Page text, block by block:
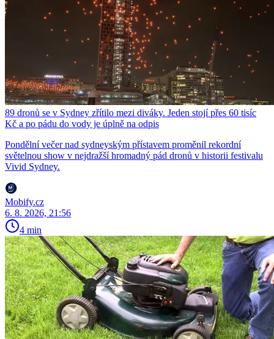
89 dronů se v Sydney zřítilo mezi diváky. Jeden stojí přes 60 tisíc
Kč a po pádu do vody je úplně na odpis
Pondělní večer nad sydneyským přístavem proměnil rekordní
světelnou show v nejdražší hromadný pád dronů v historii festivalu
Vivid Sydney.
Mobify.cz
6. 8. 2026, 21:56
4 min